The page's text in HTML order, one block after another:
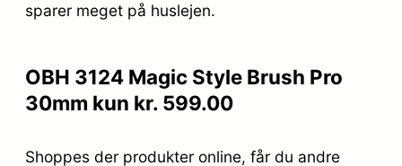
sparer meget på huslejen.
OBH 3124 Magic Style Brush Pro
30mm kun kr. 599.00
Shoppes der produkter online, får du andre